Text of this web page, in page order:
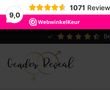
9,0
1071